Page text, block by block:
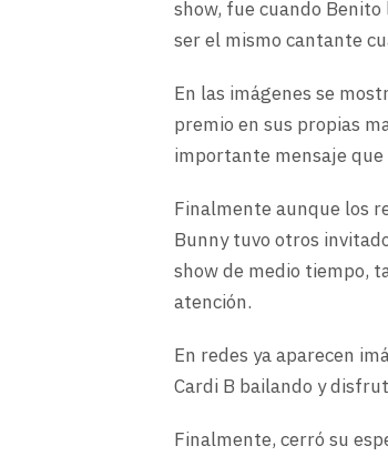
show, fue cuando
ser el mismo cantante
En las imágenes se
premio en sus propias
importante mensaje
Finalmente aunque los
Bunny tuvo otros
show de medio tiempo,
atención.
En redes ya aparecen
Cardi B bailando y
Finalmente, cerró su